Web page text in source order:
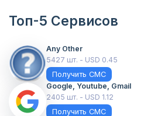
Топ-5 Сервисов
Any Other
5427 шт. - USD 0.45
Получить СМС
Google, Youtube, Gmail
2405 шт. - USD 1.12
Получить СМС